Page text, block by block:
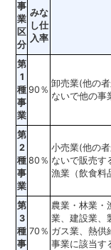
事
業
区
分
みな
し仕
入率
第
1
種
事
業
90％
卸売業(他の
ないで他の事
第
2
種
事
業
80％
小売業(他の
ないで販売す
漁業（飲食料
第
3
種
事
70％
農業・林業・
業、建設業、
ガス業、熱供
事業に該当す